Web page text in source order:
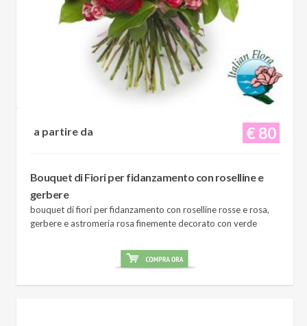
€ 80
a partire da
Bouquet di Fiori per fidanzamento con roselline e
gerbere
bouquet di fiori per fidanzamento con roselline rosse e rosa,
gerbere e astromeria rosa finemente decorato con verde